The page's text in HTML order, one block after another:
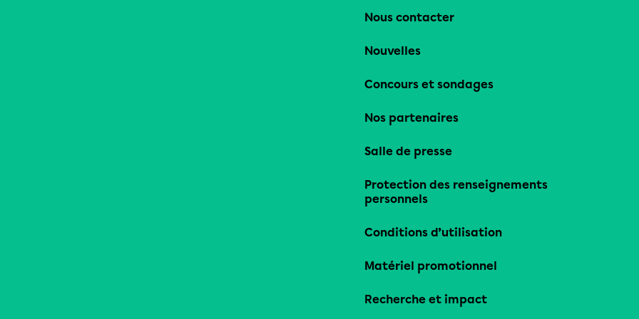
Nous contacter
Nouvelles
Concours et sondages
Nos partenaires
Salle de presse
Protection des renseignements
personnels
Conditions d’utilisation
Matériel promotionnel
Recherche et impact